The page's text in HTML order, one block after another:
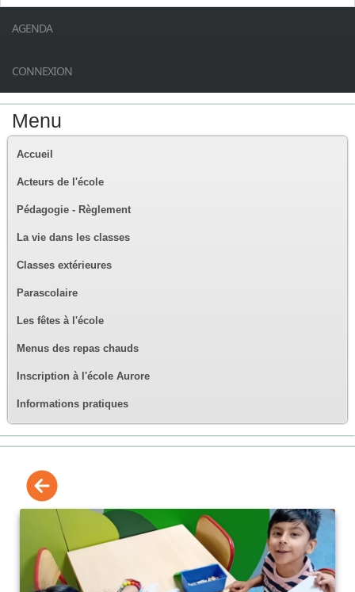
AGENDA
CONNEXION
Menu
Accueil
Acteurs de l'école
Pédagogie - Règlement
La vie dans les classes
Classes extérieures
Parascolaire
Les fêtes à l'école
Menus des repas chauds
Inscription à l'école Aurore
Informations pratiques